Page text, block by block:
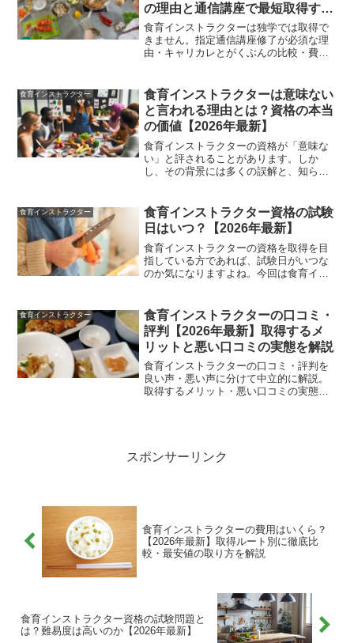
の理由と通信講座で最短取得する
方法を解説
食育インストラクターは独学では取得で
きません。指定通信講座修了が必須な理
由・キャリカレとがくぶんの比較・費用
食育インストラクター
食育インストラクターは意味ない
と言われる理由とは？資格の本当
の価値【2026年最新】
食育インストラクターの資格が「意味な
い」と評されることがあります。しか
し、その背景には多くの誤解と、知られ
代、非常に重要です。それを伝えるプロ
フェッショナルとしての役割は...
食育インストラクター
食育インストラクター資格の試験
日はいつ？【2026年最新】
食育インストラクターの資格を取得を目
指している方であれば、試験日がいつな
のか気になりますよね。今回は食育イン
験日はいつ？実は食育インストラクター
の試験日は特定の日程が設...
食育インストラクター
食育インストラクターの口コミ・
評判【2026年最新】取得するメ
リットと悪い口コミの実態を解説
食育インストラクターの口コミ・評判を
良い声・悪い声に分けて中立的に解説。
取得するメリット・悪い口コミの実態・
スポンサーリンク
食育インストラクターの費用はいくら？
【2026年最新】取得ルート別に徹底比
較・最安値の取り方を解説
食育インストラクター資格の試験問題と
は？難易度は高いのか【2026年最新】